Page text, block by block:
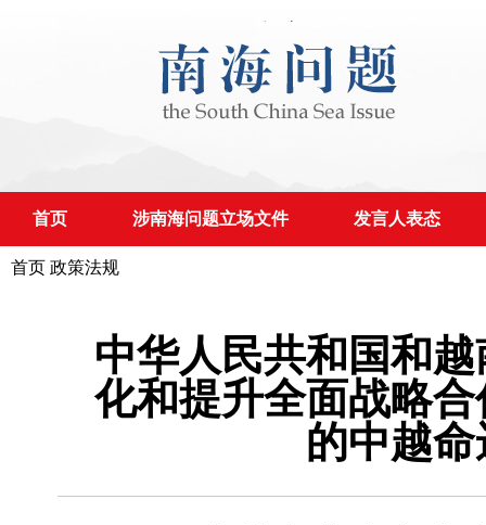
首页 涉南海问题立场文件 发言人表态
首页 政策法规
中华人民共和国和
化和提升全面战略
的中越